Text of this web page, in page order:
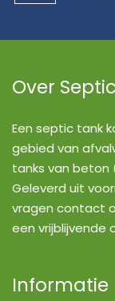
Over
Een septic tank
gebied van
tanks van beton
Geleverd uit
vragen contact
een vrijblijvende
Informatie